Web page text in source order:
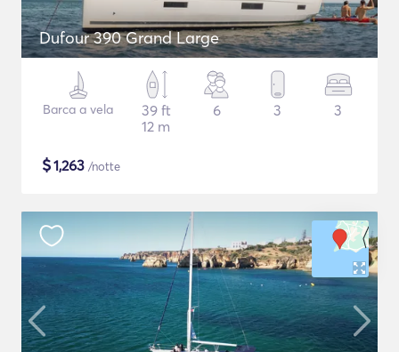
Dufour 390 Grand Large
Barca a vela
39 ft
12 m
6 3 3
$1,263 /notte